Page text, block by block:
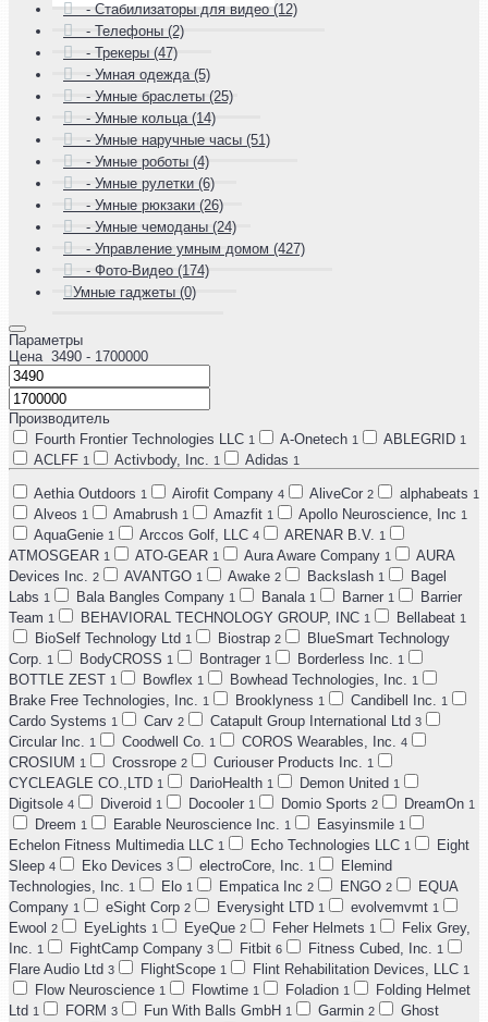
- Стабилизаторы для видео (12)
- Телефоны (2)
- Трекеры (47)
- Умная одежда (5)
- Умные браслеты (25)
- Умные кольца (14)
- Умные наручные часы (51)
- Умные роботы (4)
- Умные рулетки (6)
- Умные рюкзаки (26)
- Умные чемоданы (24)
- Управление умным домом (427)
- Фото-Видео (174)
Умные гаджеты (0)
Параметры
Цена 3490 - 1700000
Производитель
Fourth Frontier Technologies LLC 1 A-Onetech 1 ABLEGRID 1
ACLFF 1 Activbody, Inc. 1 Adidas 1
Aethia Outdoors 1 Airofit Company 4 AliveCor 2 alphabeats 1
Alveos 1 Amabrush 1 Amazfit 1 Apollo Neuroscience, Inc 1
AquaGenie 1 Arccos Golf, LLC 4 ARENAR B.V. 1
ATMOSGEAR 1 ATO-GEAR 1 Aura Aware Company 1
AURA
Devices Inc. 2 AVANTGO 1 Awake 2 Backslash 1
Bagel
Labs 1 Bala Bangles Company 1 Banala 1 Barner 1
Barrier
Team 1 BEHAVIORAL TECHNOLOGY GROUP, INC 1 Bellabeat 1
BioSelf Technology Ltd 1 Biostrap 2
BlueSmart Technology
Corp. 1 BodyCROSS 1 Bontrager 1 Borderless Inc. 1
BOTTLE ZEST 1 Bowflex 1 Bowhead Technologies, Inc. 1
Brake Free Technologies, Inc. 1 Brooklyness 1 Candibell Inc. 1
Cardo Systems 1 Carv 2 Catapult Group International Ltd 3
Circular Inc. 1 Coodwell Co. 1 COROS Wearables, Inc. 4
CROSIUM 1 Crossrope 2 Curiouser Products Inc. 1
CYCLEAGLE CO.,LTD 1 DarioHealth 1 Demon United 1
Digitsole 4 Diveroid 1 Docooler 1 Domio Sports 2 DreamOn 1
Dreem 1 Earable Neuroscience Inc. 1 Easyinsmile 1
Echelon Fitness Multimedia LLC 1 Echo Technologies LLC 1
Eight
Sleep 4 Eko Devices 3 electroCore, Inc. 1
Elemind
Technologies, Inc. 1 Elo 1 Empatica Inc 2 ENGO 2
EQUA
Company 1 eSight Corp 2 Everysight LTD 1 evolvemvmt 1
Ewool 2 EyeLights 1 EyeQue 2 Feher Helmets 1
Felix Grey,
Inc. 1 FightCamp Company 3 Fitbit 6 Fitness Cubed, Inc. 1
Flare Audio Ltd 3 FlightScope 1 Flint Rehabilitation Devices, LLC 1
Flow Neuroscience 1 Flowtime 1 Foladion 1
Folding Helmet
Ltd 1 FORM 3 Fun With Balls GmbH 1 Garmin 2
Ghost